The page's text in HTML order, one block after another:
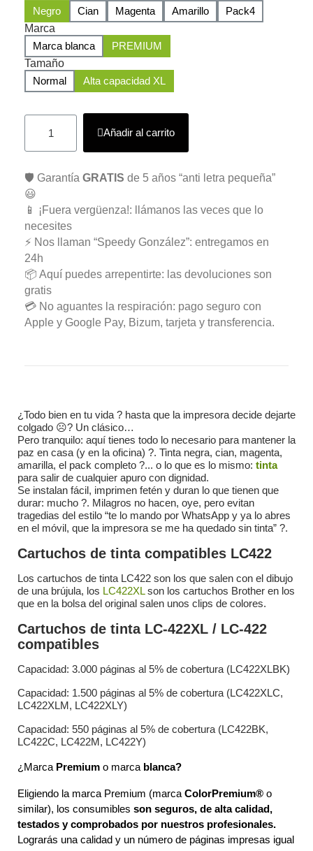
Negro
Cian Magenta Amarillo
Pack4
Marca
Marca blanca
PREMIUM
Tamaño
Normal
Alta capacidad XL
Añadir al carrito
🛡️ Garantía GRATIS de 5 años “anti letra pequeña”
😃
📱 ¡Fuera vergüenza!: llámanos las veces que lo
necesites
⚡ Nos llaman “Speedy González”: entregamos en
24h
📦 Aquí puedes arrepentirte: las devoluciones son
gratis
💳 No aguantes la respiración: pago seguro con
Apple y Google Pay, Bizum, tarjeta y transferencia.
¿Todo bien en tu vida ? hasta que la impresora decide dejarte
colgado ☹️? Un clásico…
Pero tranquilo: aquí tienes todo lo necesario para mantener la
paz en casa (y en la oficina) ?️. Tinta negra, cian, magenta,
amarilla, el pack completo ?... o lo que es lo mismo: tinta
para salir de cualquier apuro con dignidad.
Se instalan fácil, imprimen fetén y duran lo que tienen que
durar: mucho ?. Milagros no hacen, oye, pero evitan
tragedias del estilo “te lo mando por WhatsApp y ya lo abres
en el móvil, que la impresora se me ha quedado sin tinta” ?.
Cartuchos de tinta compatibles LC422
Los cartuchos de tinta LC422 son los que salen con el dibujo
de una brújula, los LC422XLson los cartuchos Brother en los
que en la bolsa del original salen unos clips de colores.
Cartuchos de tinta LC-422XL / LC-422
compatibles
Capacidad: 3.000 páginas al 5% de cobertura (LC422XLBK)
Capacidad: 1.500 páginas al 5% de cobertura (LC422XLC,
LC422XLM, LC422XLY)
Capacidad: 550 páginas al 5% de cobertura (LC422BK,
LC422C, LC422M, LC422Y)
¿Marca Premium o marca blanca?
Eligiendo la marca Premium (marca ColorPremium® o
similar), los consumibles son seguros, de alta calidad,
Lograrás una calidad y un número de páginas impresas igual